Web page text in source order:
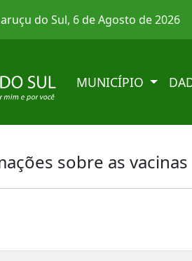
do Sul, 6 de Agosto de 2026
MUNICÍPIO
sobre as vacinas